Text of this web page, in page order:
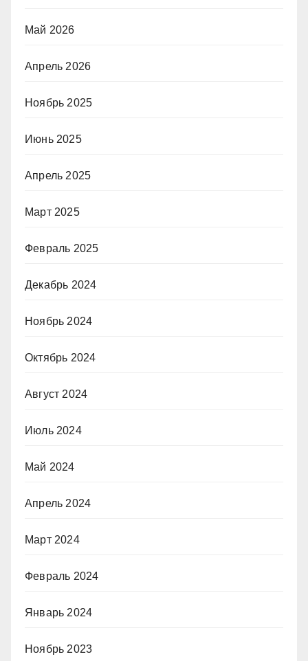
Май 2026
Апрель 2026
Ноябрь 2025
Июнь 2025
Апрель 2025
Март 2025
Февраль 2025
Декабрь 2024
Ноябрь 2024
Октябрь 2024
Август 2024
Июль 2024
Май 2024
Апрель 2024
Март 2024
Февраль 2024
Январь 2024
Ноябрь 2023